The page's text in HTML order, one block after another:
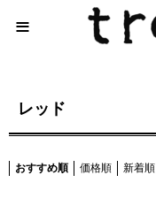
≡
レッド
おすすめ順 価格順 新着順